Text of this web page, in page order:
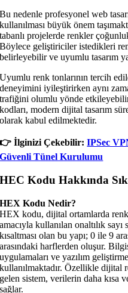
Bu nedenle profesyonel web
kullanılması büyük önem
tabanlı projelerde renkler
Böylece geliştiriciler istedikleri
belirleyebilir ve uyumlu tasarım
Uyumlu renk tonlarının tercih
deneyimini iyileştirirken aynı
trafiğini olumlu yönde
kodları, modern dijital tasarım
olarak kabul edilmektedir.
👉️ İlginizi Çekebilir:IPSec
Güvenli Tünel Kurulumu
HEC Kodu Hakkında
HEX Kodu Nedir?
HEX kodu, dijital ortamlarda
amacıyla kullanılan onaltılık
kısaltması olan bu yapı; 0 ile 9
arasındaki harflerden oluşur.
uygulamaları ve yazılım
kullanılmaktadır. Özellikle dijital
gelen sistem, verilerin daha kısa
sağlar.